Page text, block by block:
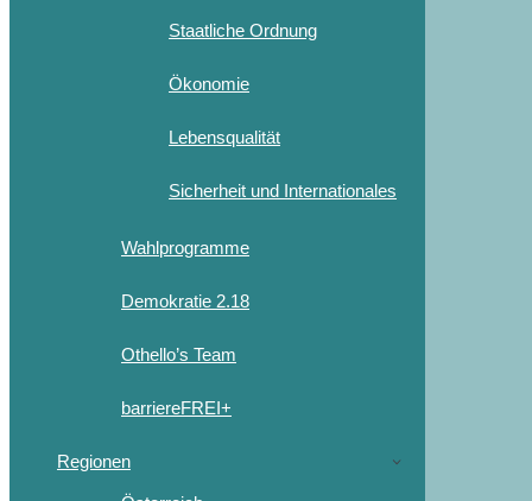
Staatliche Ordnung
Ökonomie
Lebensqualität
Sicherheit und Internationales
Wahlprogramme
Demokratie 2.18
Othello’s Team
barriereFREI+
Regionen